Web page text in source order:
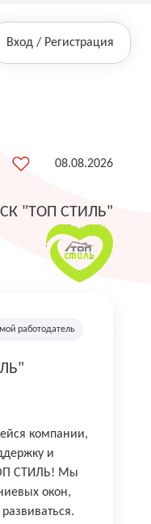
Вход / Регистрация
08.08.2026
"ТОП СТИЛЬ"
работодатель
компании,
и
СТИЛЬ! Мы
окон,